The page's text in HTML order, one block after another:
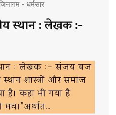
- धर्मसार
स्थान : लेखक :-
: लेखक :- संजय बज
शास्त्रों और समाज
है। कहा भी गया है